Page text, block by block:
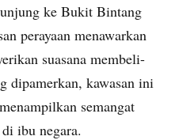
ke Bukit Bintang
perayaan menawarkan
suasana membeli-
dipamerkan, kawasan ini
semangat
ibu negara.